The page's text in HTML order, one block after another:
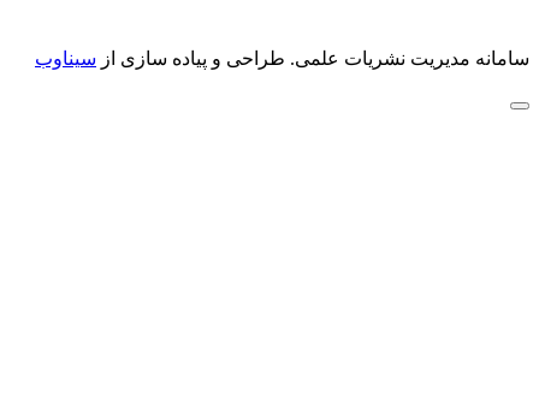
سامانه مدیریت نشریات علمی. طراحی و پیاده سازی از سیناوب